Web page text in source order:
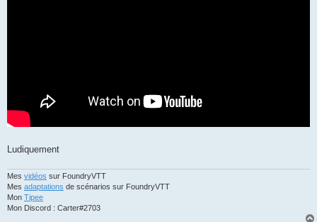
Ludiquement
Mes vidéos sur FoundryVTT
Mes adaptations de scénarios sur FoundryVTT
Mon Tipee
Mon Discord : Carter#2703